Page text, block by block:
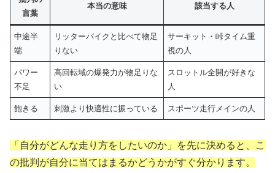
言葉
本当の意味 該当する人
中途半
端
リッターバイクと比べて物足
りない
サーキット・峠タイム重
視の人
パワー
不足
高回転域の爆発力が物足りな
い
スロットル全開が好きな
人
飽きる 刺激より快適性に振っている スポーツ走行メインの人
「自分がどんな走り方をしたいのか」を先に決めると、こ
の批判が自分に当てはまるかどうかがすぐ分かります。